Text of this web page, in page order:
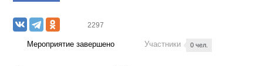
2297
Мероприятие завершено Участники 0 чел.